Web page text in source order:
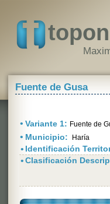
Fuente de Gusa
• Variante 1: Fuente de
• Municipio: Haría
• Identificación
•Clasificación